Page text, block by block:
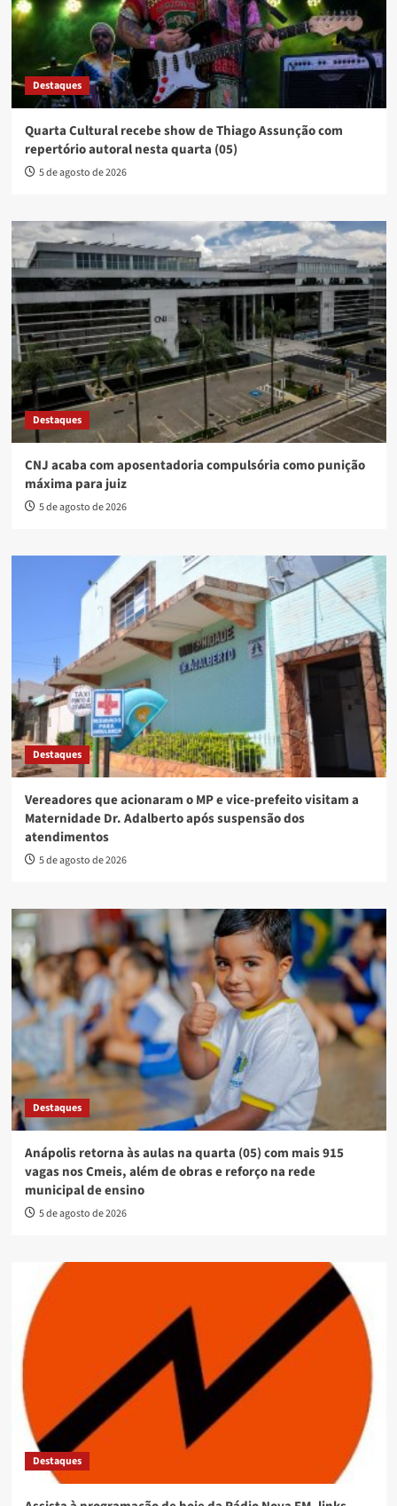
Destaques
Quarta Cultural recebe show de Thiago Assunção com
repertório autoral nesta quarta (05)
5 de agosto de 2026
Destaques
CNJ acaba com aposentadoria compulsória como punição
máxima para juiz
5 de agosto de 2026
Destaques
Vereadores que acionaram o MP e vice-prefeito visitam a
Maternidade Dr. Adalberto após suspensão dos
atendimentos
5 de agosto de 2026
Destaques
Anápolis retorna às aulas na quarta (05) com mais 915
vagas nos Cmeis, além de obras e reforço na rede
municipal de ensino
5 de agosto de 2026
Destaques